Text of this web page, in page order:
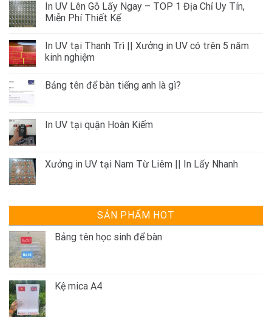
In UV Lên Gỗ Lấy Ngay – TOP 1 Địa Chỉ Uy Tín,
Miễn Phí Thiết Kế
In UV tại Thanh Trì || Xưởng in UV có trên 5 năm
kinh nghiệm
Bảng tên để bàn tiếng anh là gì?
In UV tại quận Hoàn Kiếm
Xưởng in UV tại Nam Từ Liêm || In Lấy Nhanh
SẢN PHẨM HOT
Bảng tên học sinh để bàn
Kệ mica A4